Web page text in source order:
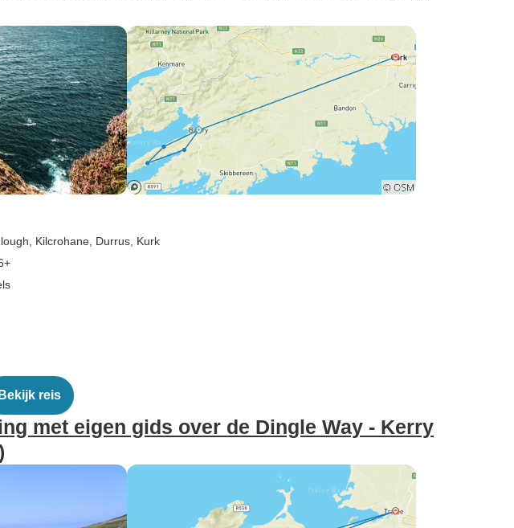
, Kilcrohane , Durrus , Kurk
Bekijk reis
met eigen gids over de Dingle Way - Kerry